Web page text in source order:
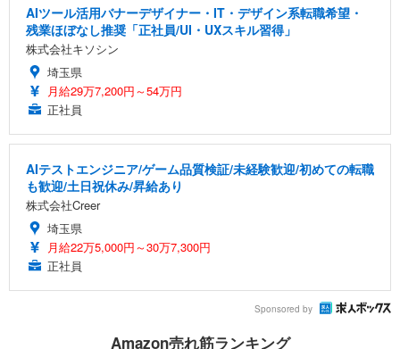
AIツール活用バナーデザイナー・IT・デザイン系転職希望・
残業ほぼなし推奨「正社員/UI・UXスキル習得」
株式会社キソシン
埼玉県
月給29万7,200円～54万円
正社員
AIテストエンジニア/ゲーム品質検証/未経験歓迎/初めての転職
も歓迎/土日祝休み/昇給あり
株式会社Creer
埼玉県
月給22万5,000円～30万7,300円
正社員
Sponsored by
Amazon売れ筋ランキング